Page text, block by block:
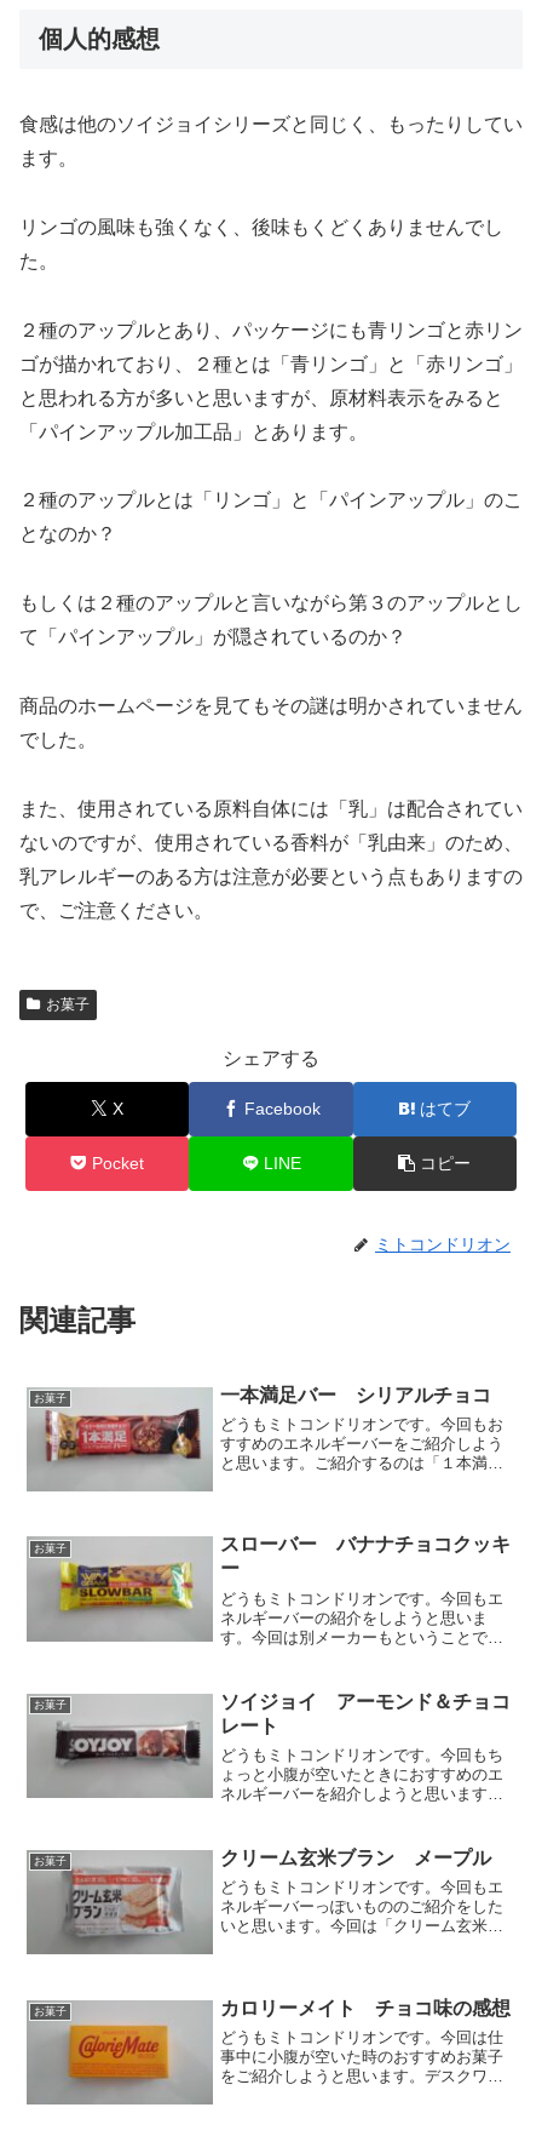
個人的感想
食感は他のソイジョイシリーズと同じく、もったりしてい
ます。
リンゴの風味も強くなく、後味もくどくありませんでし
た。
２種のアップルとあり、パッケージにも青リンゴと赤リン
ゴが描かれており、２種とは「青リンゴ」と「赤リンゴ」
と思われる方が多いと思いますが、原材料表示をみると
「パインアップル加工品」とあります。
２種のアップルとは「リンゴ」と「パインアップル」のこ
となのか？
もしくは２種のアップルと言いながら第３のアップルとし
て「パインアップル」が隠されているのか？
商品のホームページを見てもその謎は明かされていません
でした。
また、使用されている原料自体には「乳」は配合されてい
ないのですが、使用されている香料が「乳由来」のため、
乳アレルギーのある方は注意が必要という点もありますの
で、ご注意ください。
お菓子
シェアする
X Facebook はてブ
Pocket LINE コピー
ミトコンドリオン
関連記事
お菓子 一本満足バー シリアルチョコ
どうもミトコンドリオンです。今回もお
すすめのエネルギーバーをご紹介しよう
と思います。ご紹介するのは「１本満足
ご紹介します。原材料表示...
お菓子
スローバー バナナチョコクッキ
ー
どうもミトコンドリオンです。今回もエ
ネルギーバーの紹介をしようと思いま
す。今回は別メーカーもということで
売されているもので、砂糖と同じカロリ
ーですがゆっくり消化吸収され...
お菓子
ソイジョイ アーモンド＆チョコ
レート
どうもミトコンドリオンです。今回もち
ょっと小腹が空いたときにおすすめのエ
ネルギーバーを紹介しようと思います。
製造、遺伝子組換えでない）、アーモン
ド、マーガリン、砂糖、卵...
お菓子 クリーム玄米ブラン メープル
どうもミトコンドリオンです。今回もエ
ネルギーバーっぽいもののご紹介をした
いと思います。今回は「クリーム玄米ブ
の他）、大豆たん白、全卵、...
お菓子 カロリーメイト チョコ味の感想
どうもミトコンドリオンです。今回は仕
事中に小腹が空いた時のおすすめお菓子
をご紹介しようと思います。デスクワー